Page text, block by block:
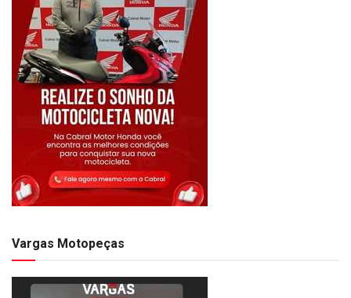
Vargas Motopeças